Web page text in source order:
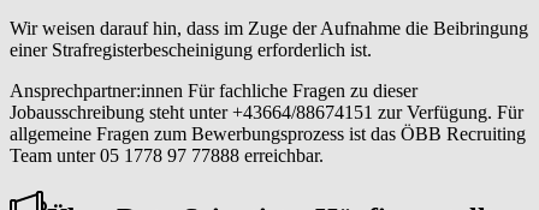
Wir weisen darauf hin, dass im Zuge der Aufnahme die Beibringung
einer Strafregisterbescheinigung erforderlich ist.
Ansprechpartner:innen Für fachliche Fragen zu dieser
Jobausschreibung steht unter +43664/88674151 zur Verfügung. Für
allgemeine Fragen zum Bewerbungsprozess ist das ÖBB Recruiting
Team unter 05 1778 97 77888 erreichbar.